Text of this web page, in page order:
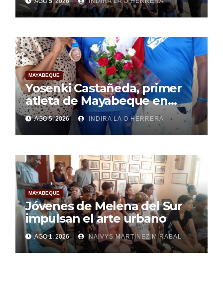
pesquisa
MAYABEQUE
Yosenki Castañeda, primer
atleta de Mayabeque en
subir al podio
centroamericano
AGO 5, 2026 INDIRA LA O HERRERA
MAYABEQUE
Jóvenes de Melena del Sur
impulsan el arte urbano
AGO 1, 2026 NAIVYS MARTÍNEZ MIRABAL